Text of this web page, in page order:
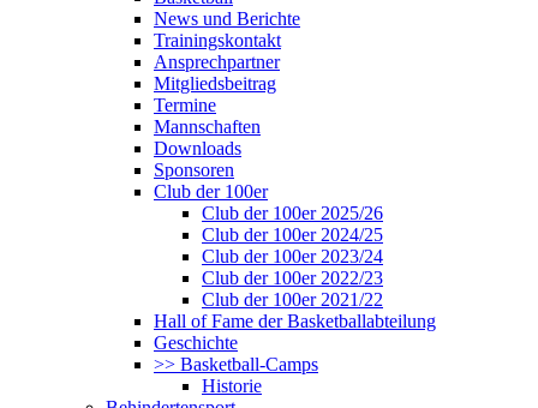
News und Berichte
Trainingskontakt
Ansprechpartner
Mitgliedsbeitrag
Termine
Mannschaften
Downloads
Sponsoren
Club der 100er
Club der 100er 2025/26
Club der 100er 2024/25
Club der 100er 2023/24
Club der 100er 2022/23
Club der 100er 2021/22
Hall of Fame der Basketballabteilung
Geschichte
>> Basketball-Camps
Historie